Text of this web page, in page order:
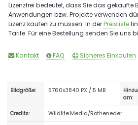
Lizenzfrei bedeutet, dass Sie das gekaufte
Anwendungen bzw. Projekte verwenden
Lizenz kaufen zu müssen. In derPreisliste
Tarife. Für eine Bestellung senden Sie uns
Kontakt FAQ Sicheres Einkaufen
Bildgröße: 5760x3840 PX / 5 MB
am:
Credits: Wildlife.Media/Rotheneder